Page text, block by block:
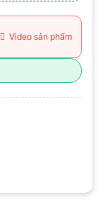
Video sản phẩm